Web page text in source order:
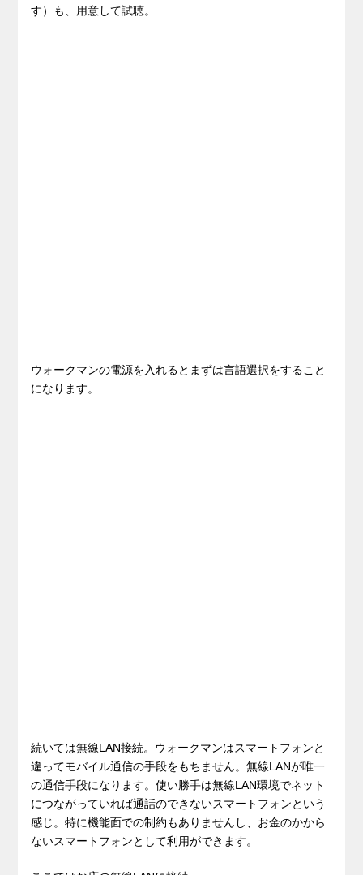
す）も、用意して試聴。
ウォークマンの電源を入れるとまずは言語選択をすること
になります。
続いては無線LAN接続。ウォークマンはスマートフォンと
違ってモバイル通信の手段をもちません。無線LANが唯一
の通信手段になります。使い勝手は無線LAN環境でネット
につながっていれば通話のできないスマートフォンという
感じ。特に機能面での制約もありませんし、お金のかから
ないスマートフォンとして利用ができます。